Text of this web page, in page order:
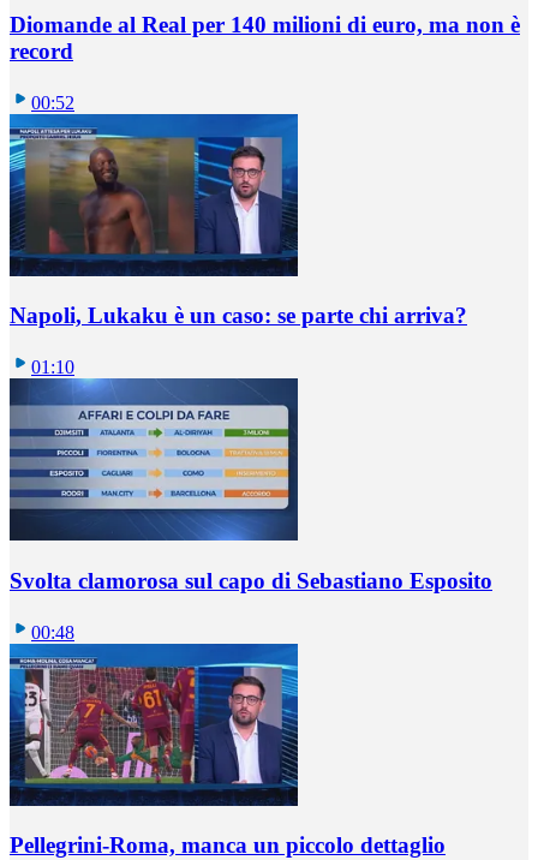
Diomande al Real per 140 milioni di euro, ma non è
record
00:52
Napoli, Lukaku è un caso: se parte chi arriva?
01:10
Svolta clamorosa sul capo di Sebastiano Esposito
00:48
Pellegrini-Roma, manca un piccolo dettaglio